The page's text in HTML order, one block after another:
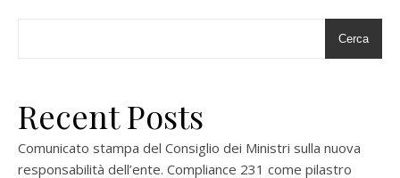
Cerca
Recent Posts
Comunicato stampa del Consiglio dei Ministri sulla nuova
responsabilità dell’ente. Compliance 231 come pilastro